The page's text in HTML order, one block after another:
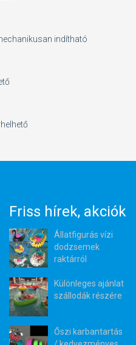
indítható
Friss hírek, akciók
Állatfigurás vízi
dodzsemek
raktárról
Különleges ajánlat
szállodák részére
Őszi karbantartás